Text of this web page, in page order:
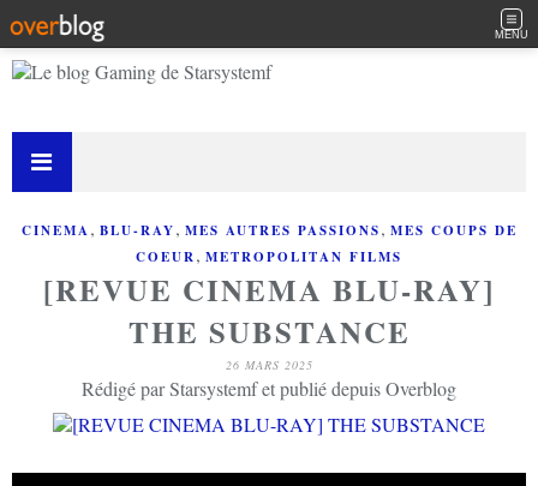
MENU
CINEMA, BLU-RAY, MES AUTRES PASSIONS, MES COUPS DE
COEUR, METROPOLITAN FILMS
[REVUE CINEMA BLU-RAY]
THE SUBSTANCE
26 MARS 2025
Rédigé par Starsystemf et publié depuis Overblog